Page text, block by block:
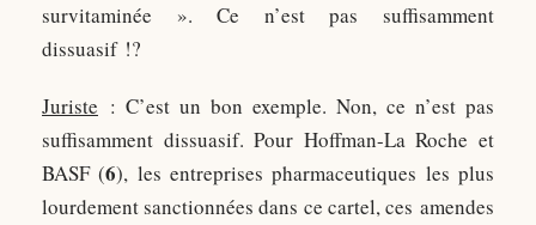
survitaminée ». Ce n’est pas suffisamment
dissuasif !?
Juriste : C’est un bon exemple. Non, ce n’est pas
suffisamment dissuasif. Pour Hoffman-La Roche et
BASF (6), les entreprises pharmaceutiques les plus
lourdement sanctionnées dans ce cartel, ces amendes